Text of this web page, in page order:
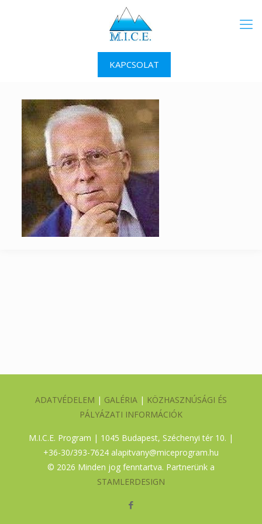
KAPCSOLAT
ADATVÉDELEM | GALÉRIA | KÖZHASZNÚSÁGI ÉS
PÁLYÁZATI INFORMÁCIÓK
M.I.C.E. Program | 1045 Budapest, Széchenyi tér 10. |
+36-30/393-7624 alapitvany@miceprogram.hu
© 2026 Minden jog fenntartva. Partnerünk a
STAMLERDESIGN